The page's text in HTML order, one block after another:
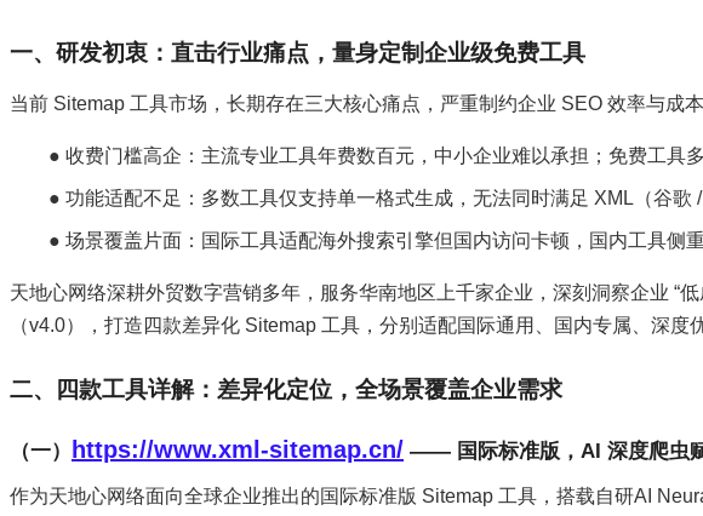
一、研发初衷：直击行业痛点，量身定制企业级免费工具
当前 Sitemap 工具市场，长期存在三大核心痛点，严重制约企业 SEO 效率与成本
● 收费门槛高企：主流专业工具年费数百元，中小企业难以承担；免费工具
● 功能适配不足：多数工具仅支持单一格式生成，无法同时满足 XML（谷
● 场景覆盖片面：国际工具适配海外搜索引擎但国内访问卡顿，国内工具侧
天地心网络深耕外贸数字营销多年，服务华南地区上千家企业，深刻洞察企业 “
（v4.0），打造四款差异化 Sitemap 工具，分别适配国际通用、国内专属、深
二、四款工具详解：差异化定位，全场景覆盖企业需求
（一） https://www.xml-sitemap.cn/ —— 国际标准版，AI 深度爬虫
作为天地心网络面向全球企业推出的国际标准版 Sitemap 工具，搭载自研AI